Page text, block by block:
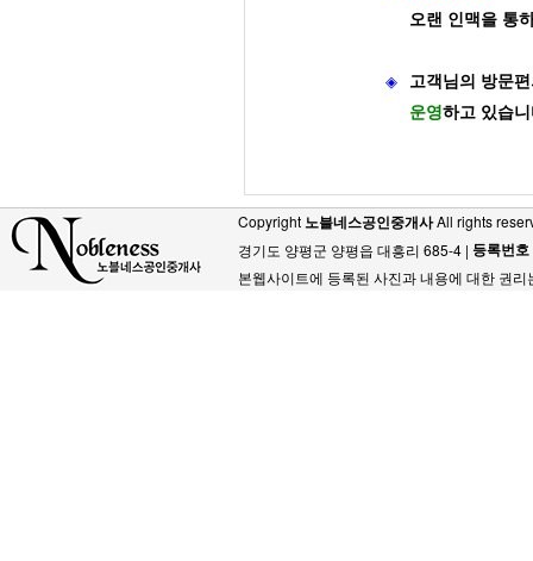
오랜 인맥을 통
◈
고객님의 방문
운영하고 있습
Copyright 노블네스공인중개사All rights
경기도 양평군 양평읍 대흥리 685-4 | 등록번호
본웹사이트에 등록된 사진과 내용에 대한 권